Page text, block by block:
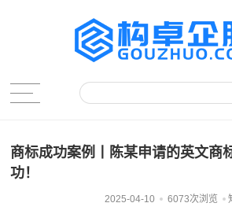
商标成功案例丨陈某申请的英文商
功！
2025-04-10 6073次浏览